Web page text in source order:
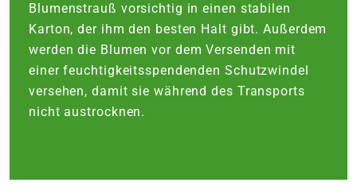
Blumenstrauß vorsichtig in einen stabilen
Karton, der ihm den besten Halt gibt. Außerdem
werden die Blumen vor dem Versenden mit
einer feuchtigkeitsspendenden Schutzwindel
versehen, damit sie während des Transports
nicht austrocknen.